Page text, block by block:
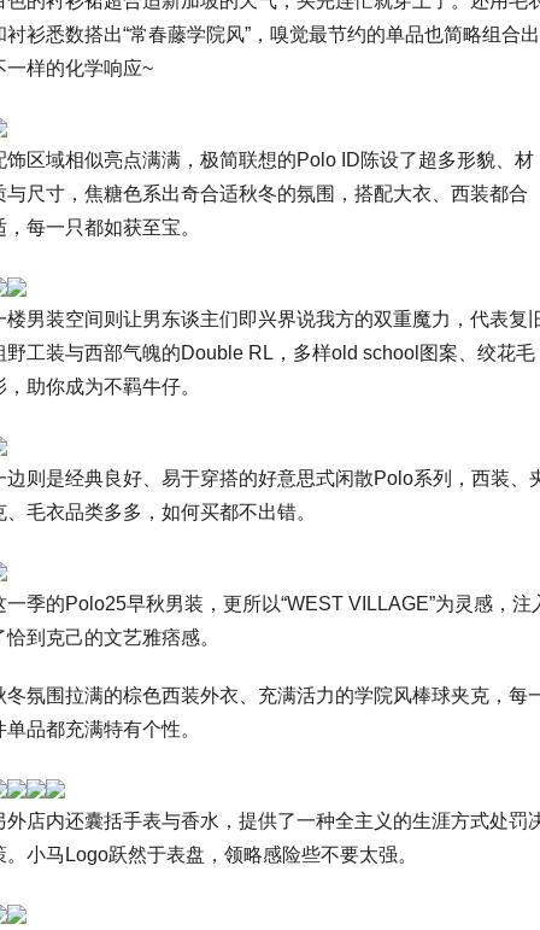
衬衫悉数搭出“常春藤学院风”，嗅觉最节约的单品也简略组合出
一样的化学响应~
饰区域相似亮点满满，极简联想的Polo ID陈设了超多形貌、材
与尺寸，焦糖色系出奇合适秋冬的氛围，搭配大衣、西装都合
，每一只都如获至宝。
楼男装空间则让男东谈主们即兴界说我方的双重魔力，代表复
野工装与西部气魄的Double RL，多样old school图案、绞花毛
，助你成为不羁牛仔。
边则是经典良好、易于穿搭的好意思式闲散Polo系列，西装、
、毛衣品类多多，如何买都不出错。
一季的Polo25早秋男装，更所以“WEST VILLAGE”为灵感，注
恰到克己的文艺雅痞感。
冬氛围拉满的棕色西装外衣、充满活力的学院风棒球夹克，每
单品都充满特有个性。
外店内还囊括手表与香水，提供了一种全主义的生涯方式处罚
。小马Logo跃然于表盘，领略感险些不要太强。